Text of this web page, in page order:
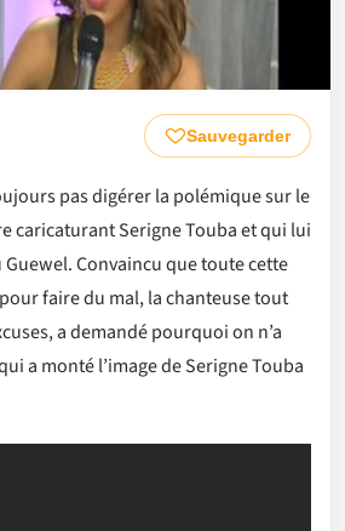
Sauvegarder
pas digérer la polémique sur le
caricaturant Serigne Touba et qui lui
Convaincu que toute cette
faire du mal, la chanteuse tout
a demandé pourquoi on n’a
a monté l’image de Serigne Touba